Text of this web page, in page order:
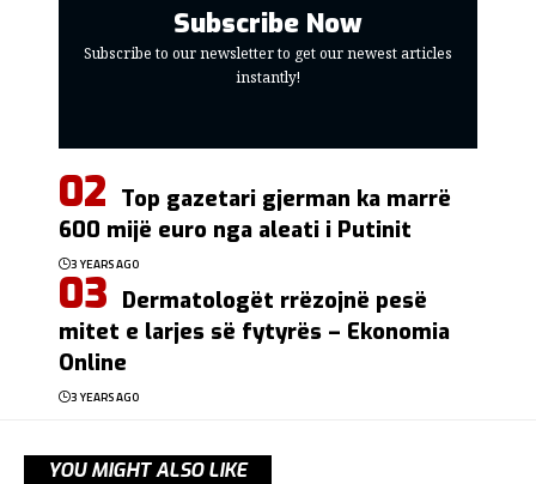
Subscribe Now
Subscribe to our newsletter to get our newest articles
instantly!
Top gazetari gjerman ka marrë
600 mijë euro nga aleati i Putinit
3 YEARS AGO
Dermatologët rrëzojnë pesë
mitet e larjes së fytyrës – Ekonomia
Online
3 YEARS AGO
YOU MIGHT ALSO LIKE